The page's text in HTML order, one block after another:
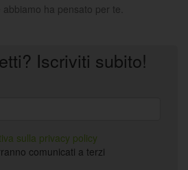
ha pensato per te.
Iscriviti subito!
sulla privacy policy
comunicati a terzi